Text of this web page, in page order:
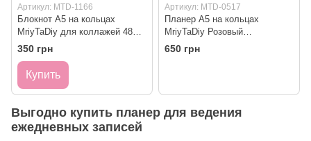
Артикул: MTD-1166
Блокнот А5 на кольцах
MriyTaDiy для коллажей 48
листов
350 грн
Купить
Артикул: MTD-0517
Планер А5 на кольцах
MriyTaDiy Розовый
недатированный на
украинском языке 112 листов
650 грн
Выгодно купить планер для ведения
ежедневных записей